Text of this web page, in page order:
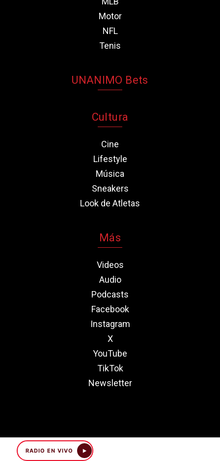
RADIO EN VIVO
Motor
NFL
Tenis
UNANIMO Bets
Cultura
Cine
Lifestyle
Música
Sneakers
Look de Atletas
Más
Videos
Audio
Podcasts
Facebook
Instagram
X
YouTube
TikTok
Newsletter